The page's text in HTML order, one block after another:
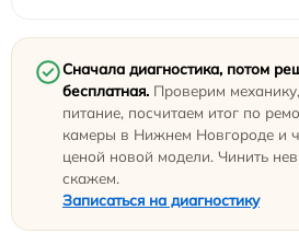
Сначала диагностика, потом
бесплатная. Проверим
питание, посчитаем итог по
камеры в Нижнем Новгороде и
ценой новой модели. Чинить
скажем.
Записаться на диагностику